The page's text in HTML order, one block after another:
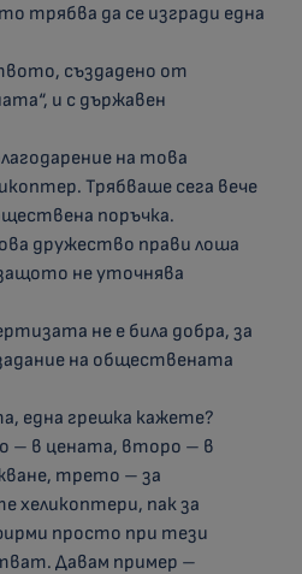
трябва да се изгради една
създадено от
и с държавен
на това
Трябваше сега вече
поръчка.
дружество прави лоша
не уточнява
не е била добра, за
на обществената
една грешка кажете?
– в цената, второ – в
трето – за
хеликоптери, пак за
просто при тези
Давам пример –